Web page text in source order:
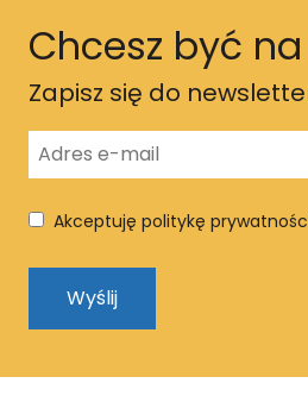
Chcesz być
Zapisz się do
Akceptuję politykę